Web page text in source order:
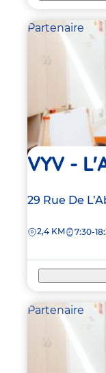
Partenaire
VYV -
Adresse
la
29 Rue De
DISTANCE
2,4 KM 7:30-
Partenaire